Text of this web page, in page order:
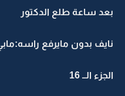
بعد ساعة طلع الدكتور
نايف بدون مايرفع
الجزء الــ 16